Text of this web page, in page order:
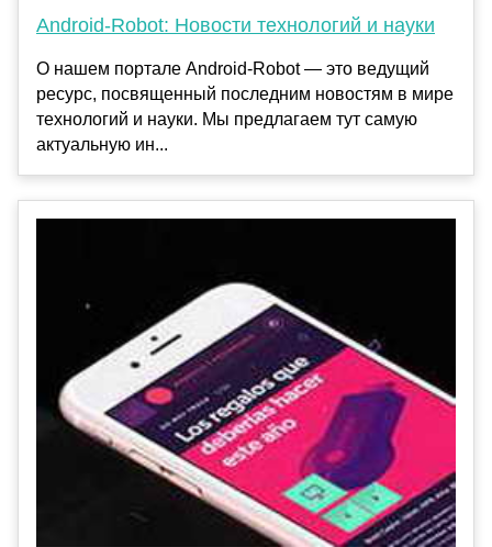
Android-Robot: Новости технологий и науки
О нашем портале Android-Robot — это ведущий
ресурс, посвященный последним новостям в мире
технологий и науки. Мы предлагаем тут самую
актуальную ин...